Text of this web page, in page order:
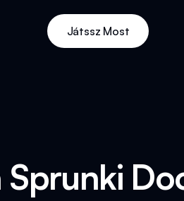
Játssz Most
Sprunki